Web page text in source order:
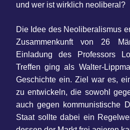
und wer ist wirklich neoliberal?
Die Idee des Neoliberalismus
Zusammenkunft von 26
Einladung des Professors
Treffen ging als Walter-
Geschichte ein. Ziel war es,
zu entwickeln, die sowohl
auch gegen kommunistische
Staat sollte dabei ein